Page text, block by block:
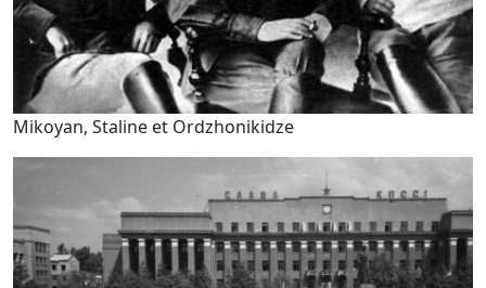
Mikoyan, Staline et Ordzhonikidze